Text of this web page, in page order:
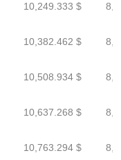
10,249.333 $
10,382.462 $
10,508.934 $
10,637.268 $
10,763.294 $